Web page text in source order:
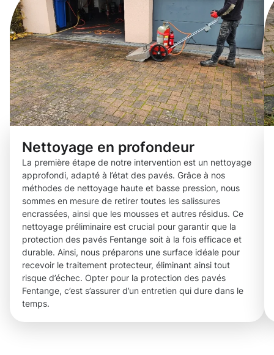
Nettoyage en profondeur
La première étape de notre intervention est un nettoyage
approfondi, adapté à l’état des pavés. Grâce à nos
méthodes de nettoyage haute et basse pression, nous
sommes en mesure de retirer toutes les salissures
encrassées, ainsi que les mousses et autres résidus. Ce
nettoyage préliminaire est crucial pour garantir que la
protection des pavés Fentange soit à la fois efficace et
durable. Ainsi, nous préparons une surface idéale pour
recevoir le traitement protecteur, éliminant ainsi tout
risque d’échec. Opter pour la protection des pavés
Fentange, c’est s’assurer d’un entretien qui dure dans le
temps.